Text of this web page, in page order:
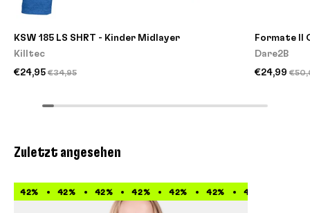
KSW 185 LS SHRT - Kinder Midlayer
Killtec
€24,95 €34,95
Formate II
Dare2B
€24,99
Zuletzt angesehen
42% 42% 42% 42% 42% 42% 42%